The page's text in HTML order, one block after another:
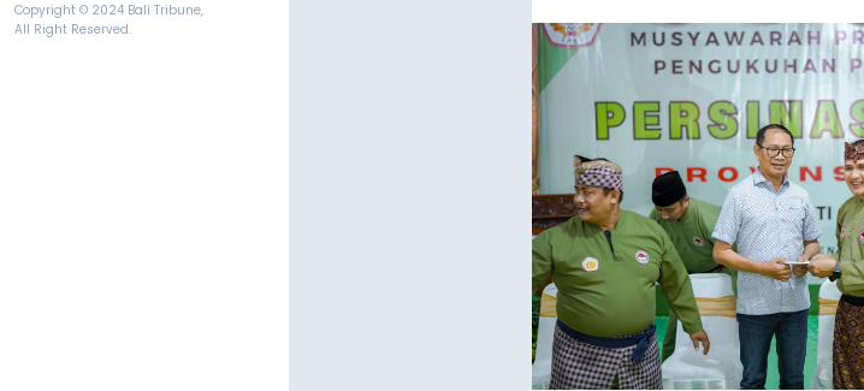
Copyright © 2024 Bali Tribune,
All Right Reserved.